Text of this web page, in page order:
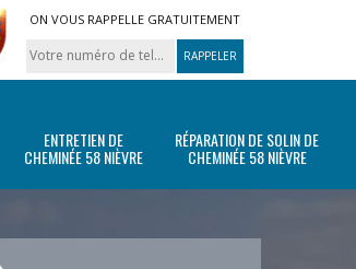
ON VOUS RAPPELLE GRATUITEMENT
ENTRETIEN DE
CHEMINÉE 58 NIÈVRE
RÉPARATION DE SOLIN DE
CHEMINÉE 58 NIÈVRE